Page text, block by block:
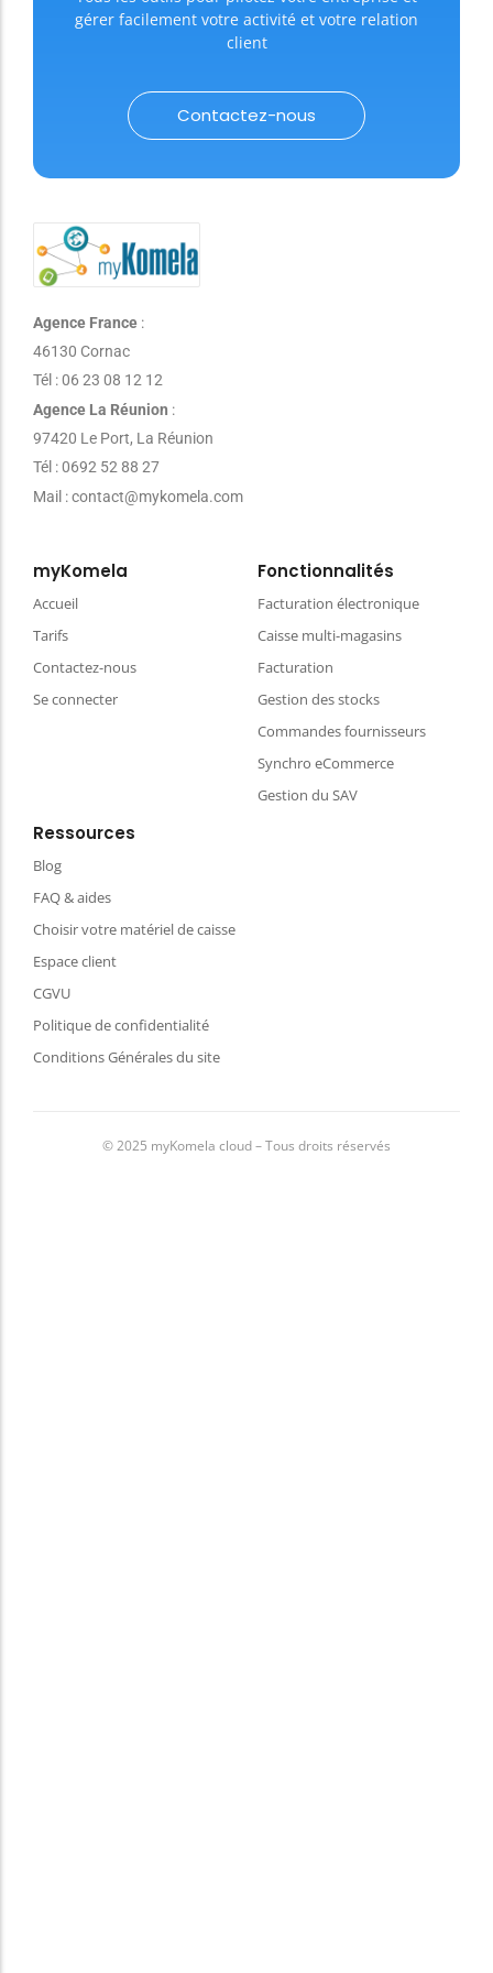
gérer facilement votre activité et votre relation
client
Contactez-nous
Agence France :
46130 Cornac
Tél : 06 23 08 12 12
Agence La Réunion :
97420 Le Port, La Réunion
Tél : 0692 52 88 27
Mail : contact@mykomela.com
myKomela
Accueil
Tarifs
Contactez-nous
Se connecter
Fonctionnalités
Facturation électronique
Caisse multi-magasins
Facturation
Gestion des stocks
Commandes fournisseurs
Synchro eCommerce
Gestion du SAV
Ressources
Blog
FAQ & aides
Choisir votre matériel de caisse
Espace client
CGVU
Politique de confidentialité
Conditions Générales du site
© 2025 myKomela cloud – Tous droits réservés